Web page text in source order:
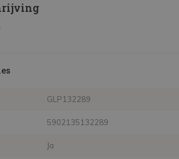
GLP132289
5902135132289
Ja